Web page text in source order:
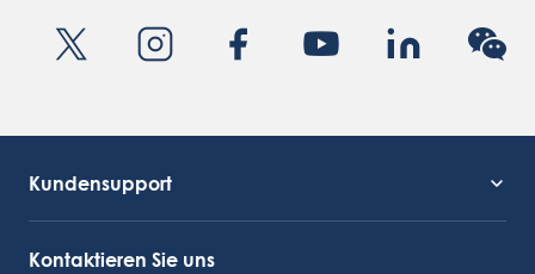
Kundensupport
Kontaktieren Sie uns